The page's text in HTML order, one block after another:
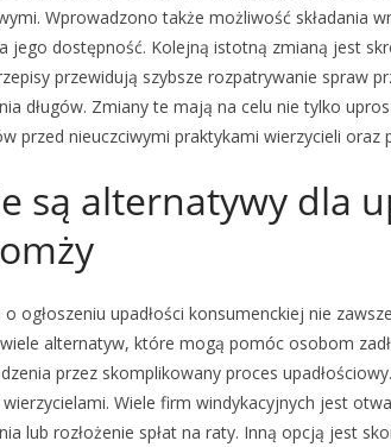
Wprowadzono także możliwość składania
jego dostępność. Kolejną istotną zmianą jest
przewidują szybsze rozpatrywanie spraw
długów. Zmiany te mają na celu nie tylko
przed nieuczciwymi praktykami wierzycieli
są alternatywy dla
o ogłoszeniu upadłości konsumenckiej nie
alternatyw, które mogą pomóc osobom
przez skomplikowany proces
wierzycielami. Wiele firm windykacyjnych jest
lub rozłożenie spłat na raty. Inną opcją jest